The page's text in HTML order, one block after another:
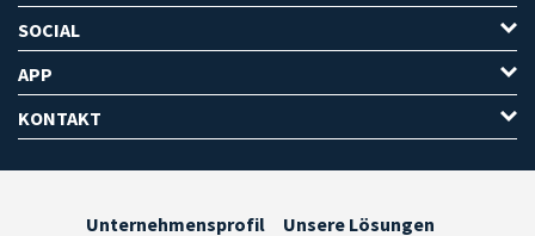
SOCIAL
APP
KONTAKT
Unternehmensprofil
Unsere Lösungen